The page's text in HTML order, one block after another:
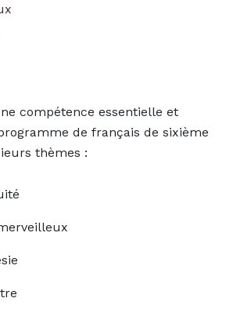
compétence essentielle et
de français de sixième
thèmes :